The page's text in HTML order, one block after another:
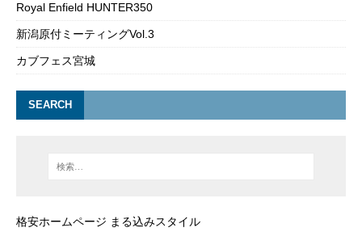
Royal Enfield HUNTER350
新潟原付ミーティングVol.3
カブフェス宮城
SEARCH
格安ホームページ まる込みスタイル